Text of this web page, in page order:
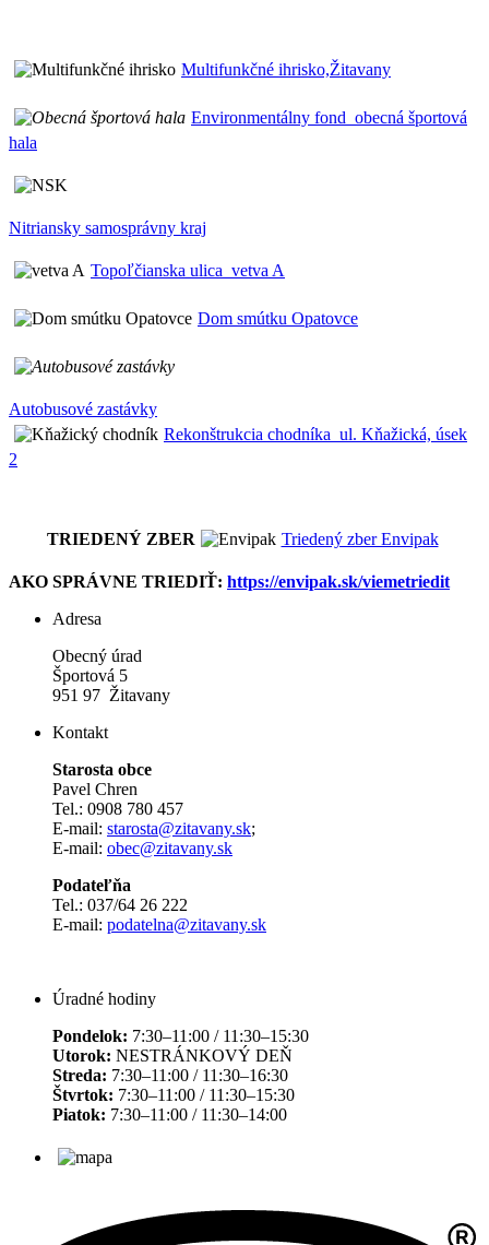
Multifunkčné ihrisko,Žitavany
Environmentálny fond_obecná športová
hala
Nitriansky samosprávny kraj
Topoľčianska ulica_vetva A
Dom smútku Opatovce
Autobusové zastávky
Rekonštrukcia chodníka_ul. Kňažická, úsek
2
TRIEDENÝ ZBER Triedený zber Envipak
AKO SPRÁVNE TRIEDIŤ: https://envipak.sk/viemetriedit
Adresa
Obecný úrad
Športová 5
951 97 Žitavany
Kontakt
Starosta obce
Pavel Chren
Tel.: 0908 780 457
E-mail: starosta@zitavany.sk;
E-mail: obec@zitavany.sk
Podateľňa
Tel.: 037/64 26 222
E-mail: podatelna@zitavany.sk
Úradné hodiny
Pondelok: 7:30–11:00 / 11:30–15:30
Utorok: NESTRÁNKOVÝ DEŇ
Streda: 7:30–11:00 / 11:30–16:30
Štvrtok: 7:30–11:00 / 11:30–15:30
Piatok: 7:30–11:00 / 11:30–14:00